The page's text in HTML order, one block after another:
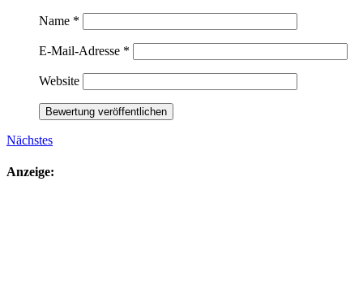
Name *
E-Mail-Adresse *
Website
Nächstes
Anzeige: